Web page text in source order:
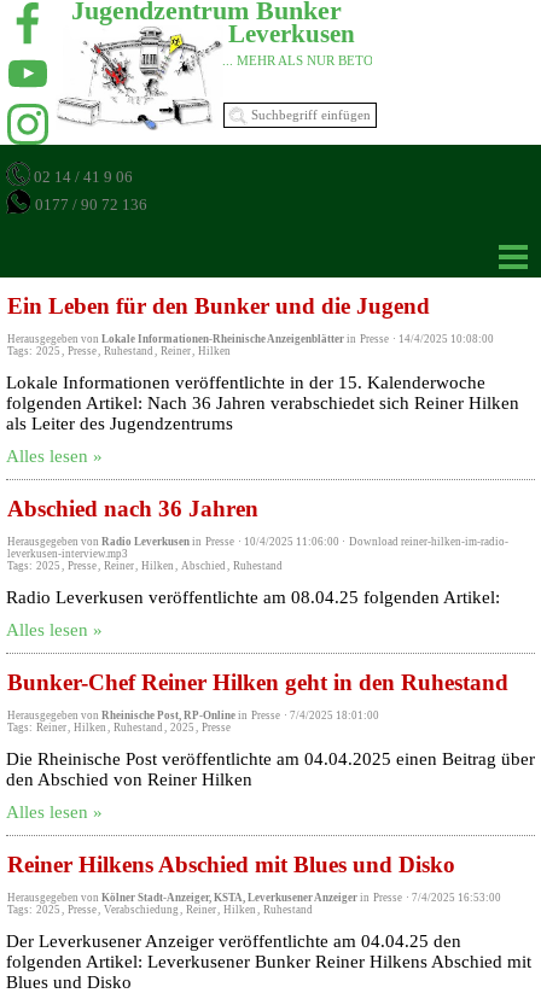
Jugendzentrum Bunker
... MEHR ALS NUR BETON
02 14 / 41 9 06
0177 / 90 72 136
Leverkusen
Ein Leben für den Bunker und die Jugend
Herausgegeben von Lokale Informationen-Rheinische Anzeigenblätter in Presse · 14/4/2025 10:08:00
Tags: 2025 , Presse, Ruhestand , Reiner, Hilken
Lokale Informationen veröffentlichte in der 15. Kalenderwoche
folgenden Artikel: Nach 36 Jahren verabschiedet sich Reiner Hilken
als Leiter des Jugendzentrums
Alles lesen »
Abschied nach 36 Jahren
Herausgegeben von Radio Leverkusen in Presse · 10/4/2025 11:06:00 · Download reiner-hilken-im-radio-
leverkusen-interview.mp3
Tags: 2025 , Presse, Reiner, Hilken , Abschied , Ruhestand
Radio Leverkusen veröffentlichte am 08.04.25 folgenden Artikel:
Alles lesen »
Bunker-Chef Reiner Hilken geht in den Ruhestand
Herausgegeben von Rheinische Post, RP-Online in Presse · 7/4/2025 18:01:00
Tags: Reiner, Hilken , Ruhestand , 2025 , Presse
Die Rheinische Post veröffentlichte am 04.04.2025 einen Beitrag über
den Abschied von Reiner Hilken
Alles lesen »
Reiner Hilkens Abschied mit Blues und Disko
Herausgegeben von Kölner Stadt-Anzeiger, KSTA, Leverkusener Anzeiger in Presse · 7/4/2025 16:53:00
Tags: 2025 , Presse, Verabschiedung , Reiner, Hilken , Ruhestand
Der Leverkusener Anzeiger veröffentlichte am 04.04.25 den
folgenden Artikel: Leverkusener Bunker Reiner Hilkens Abschied mit
Blues und Disko